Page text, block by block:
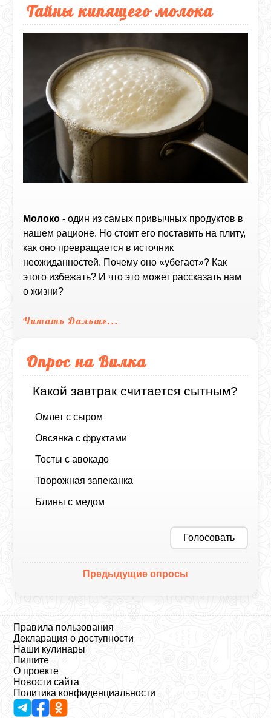
Тайны кипящего молока
Молоко - один из самых привычных продуктов в
нашем рационе. Но стоит его поставить на плиту,
как оно превращается в источник
неожиданностей. Почему оно «убегает»? Как
этого избежать? И что это может рассказать нам
о жизни?
Читать Дальше...
Опрос на Вилка
Какой завтрак считается сытным?
Омлет с сыром
Овсянка с фруктами
Тосты с авокадо
Творожная запеканка
Блины с медом
Голосовать
Предыдущие опросы
Правила пользования
Декларация о доступности
Наши кулинары
Пишите
О проекте
Новости сайта
Политика конфиденциальности